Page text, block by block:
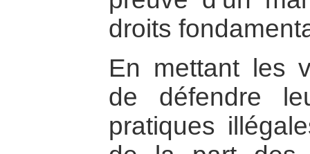
droits
En mettant les
de défendre
pratiques